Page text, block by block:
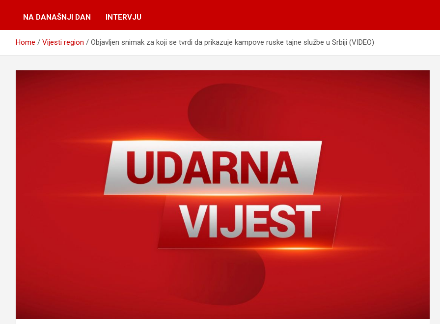
NA DANAŠNJI DAN INTERVJU
Home Vijesti region Objavljen snimak za koji se tvrdi da prikazuje kampove ruske tajne službe u Srbiji (VIDEO)